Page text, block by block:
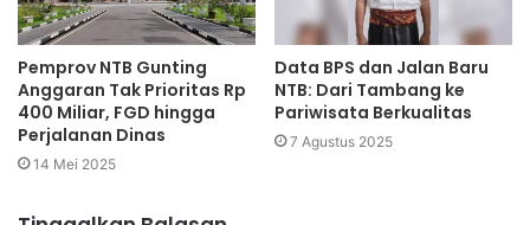
Pemprov NTB Gunting
Anggaran Tak Prioritas Rp
400 Miliar, FGD hingga
Perjalanan Dinas
14 Mei 2025
Data BPS dan Jalan Baru
NTB: Dari Tambang ke
Pariwisata Berkualitas
7 Agustus 2025